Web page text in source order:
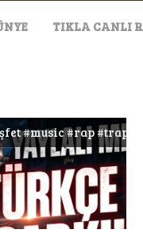
TIKLA CANLI
#trap #müzik